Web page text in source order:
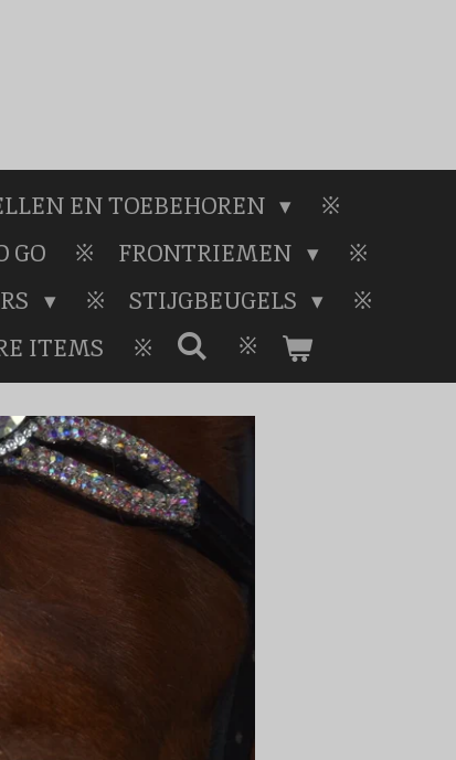
EN TOEBEHOREN
GO
FRONTRIEMEN
STIJGBEUGELS
ITEMS